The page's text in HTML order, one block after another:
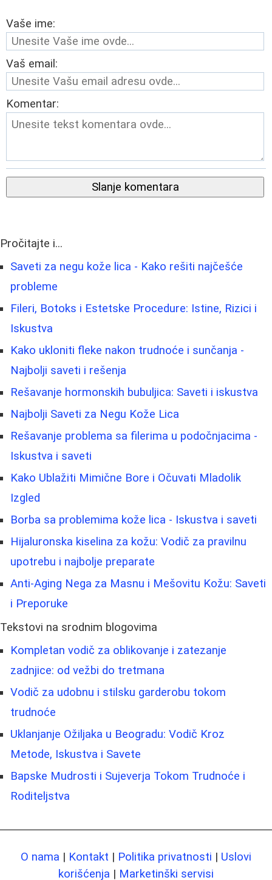
Vaše ime:
Vaš email:
Komentar:
Slanje komentara
Pročitajte i...
Saveti za negu kože lica - Kako rešiti najčešće
probleme
Fileri, Botoks i Estetske Procedure: Istine, Rizici i
Iskustva
Kako ukloniti fleke nakon trudnoće i sunčanja -
Najbolji saveti i rešenja
Rešavanje hormonskih bubuljica: Saveti i iskustva
Najbolji Saveti za Negu Kože Lica
Rešavanje problema sa filerima u podočnjacima -
Iskustva i saveti
Kako Ublažiti Mimične Bore i Očuvati Mladolik
Izgled
Borba sa problemima kože lica - Iskustva i saveti
Hijaluronska kiselina za kožu: Vodič za pravilnu
upotrebu i najbolje preparate
Anti-Aging Nega za Masnu i Mešovitu Kožu: Saveti
i Preporuke
Tekstovi na srodnim blogovima
Kompletan vodič za oblikovanje i zatezanje
zadnjice: od vežbi do tretmana
Vodič za udobnu i stilsku garderobu tokom
trudnoće
Uklanjanje Ožiljaka u Beogradu: Vodič Kroz
Metode, Iskustva i Savete
Bapske Mudrosti i Sujeverja Tokom Trudnoće i
Roditeljstva
O nama | Kontakt | Politika privatnosti | Uslovi
korišćenja | Marketinški servisi